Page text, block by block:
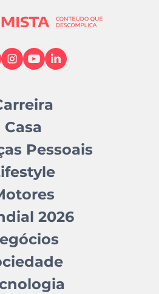
Casa
Pessoais
2026